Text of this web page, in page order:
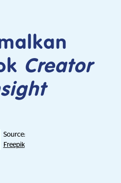
Creator
Source:
Freepik